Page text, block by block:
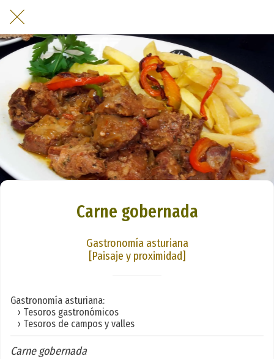
Carne gobernada
Gastronomía asturiana
[Paisaje y proximidad]
Gastronomía asturiana:
› Tesoros gastronómicos
› Tesoros de campos y valles
Carne gobernada